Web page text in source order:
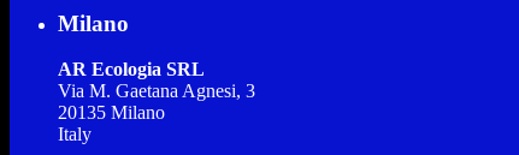
Milano
AR Ecologia SRL
Via M. Gaetana Agnesi, 3
20135 Milano
Italy